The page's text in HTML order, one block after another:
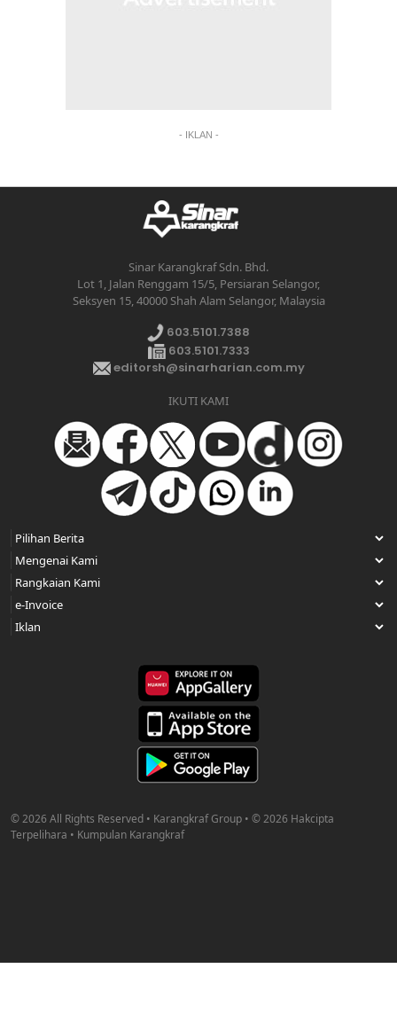
- IKLAN -
Sinar Karangkraf Sdn. Bhd.
Lot 1, Jalan Renggam 15/5, Persiaran Selangor,
Seksyen 15, 40000 Shah Alam Selangor, Malaysia
603.5101.7388
603.5101.7333
editorsh@sinarharian.com.my
IKUTI KAMI
© 2026 All Rights Reserved • Karangkraf Group • © 2026 Hakcipta
Terpelihara • Kumpulan Karangkraf